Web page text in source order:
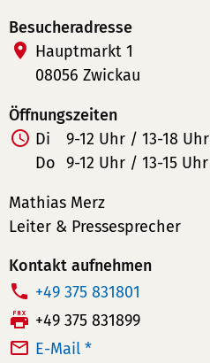
Besucheradresse
Hauptmarkt 1
08056 Zwickau
Öffnungszeiten
Di
9-12 Uhr / 13-18 Uhr
Do 9-12 Uhr / 13-15 Uhr
Mathias Merz
Leiter & Pressesprecher
Kontakt aufnehmen
T
e
l
+49 375 831801
F
a
+49 375 831899
E-Mail *